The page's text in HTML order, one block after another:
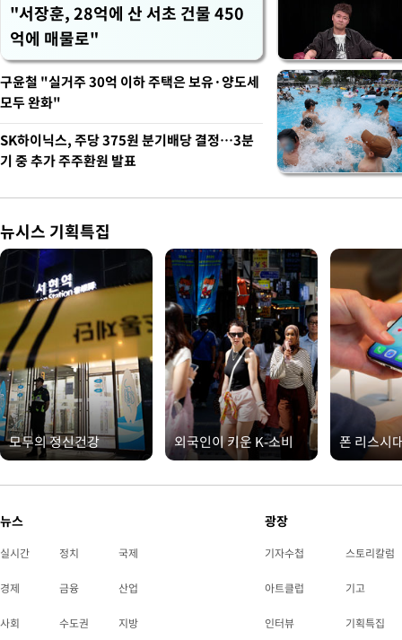
"서장훈, 28억에 산 서초 건물 450
억에 매물로"
구윤철 "실거주 30억 이하 주택은 보유·양도세
모두 완화"
SK하이닉스, 주당 375원 분기배당 결정…3분
기 중 추가 주주환원 발표
뉴시스 기획특집
모두의 정신건강 외국인이 키운 K-소비 폰 리스시
뉴스
실시간 정치 국제
경제 금융 산업
사회 수도권 지방
광장
기자수첩 스토리칼럼
아트클럽 기고
인터뷰 기획특집